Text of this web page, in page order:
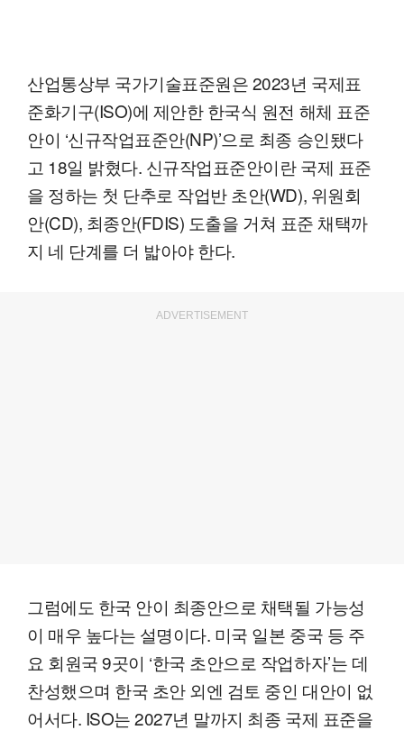
산업통상부 국가기술표준원은 2023년 국제표
준화기구(ISO)에 제안한 한국식 원전 해체 표준
안이 ‘신규작업표준안(NP)’으로 최종 승인됐다
고 18일 밝혔다. 신규작업표준안이란 국제 표준
을 정하는 첫 단추로 작업반 초안(WD), 위원회
안(CD), 최종안(FDIS) 도출을 거쳐 표준 채택까
지 네 단계를 더 밟아야 한다.
ADVERTISEMENT
그럼에도 한국 안이 최종안으로 채택될 가능성
이 매우 높다는 설명이다. 미국 일본 중국 등 주
요 회원국 9곳이 ‘한국 초안으로 작업하자’는 데
찬성했으며 한국 초안 외엔 검토 중인 대안이 없
어서다. ISO는 2027년 말까지 최종 국제 표준을